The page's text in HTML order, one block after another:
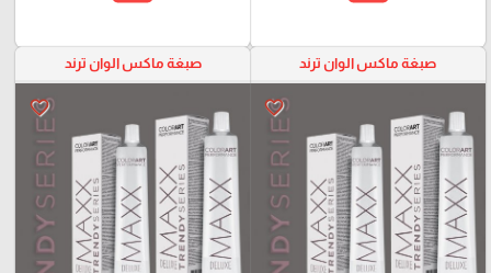
صبغة ماكس الوان ترند
favorite_border
صبغة ماكس الوان ترند
favorite_border